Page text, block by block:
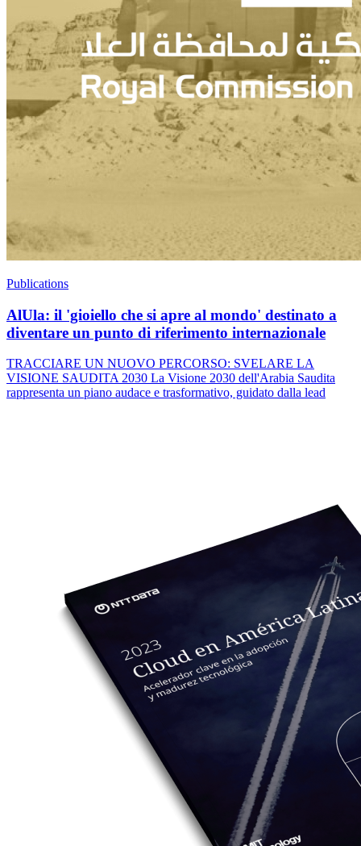
Publications
AlUla: il 'gioiello che si apre al mondo' destinato a
diventare un punto di riferimento internazionale
TRACCIARE UN NUOVO PERCORSO: SVELARE LA
VISIONE SAUDITA 2030 La Visione 2030 dell'Arabia Saudita
rappresenta un piano audace e trasformativo, guidato dalla lead